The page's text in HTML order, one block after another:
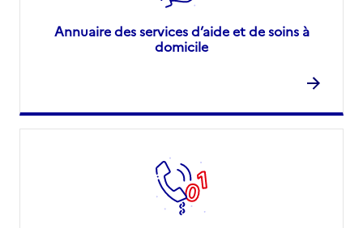
Annuaire des services d’aide et de soins à
domicile